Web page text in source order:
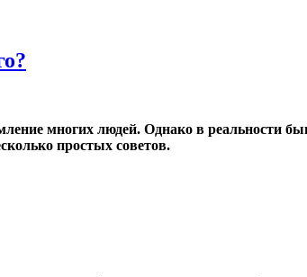
многих людей. Однако в реальности
простых советов.